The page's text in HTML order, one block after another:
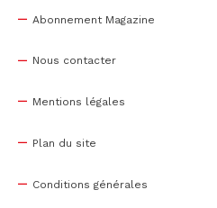
Abonnement Magazine
Nous contacter
Mentions légales
Plan du site
Conditions générales